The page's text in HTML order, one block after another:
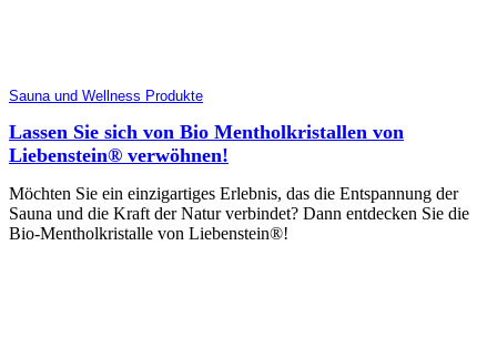
Sauna und Wellness Produkte
Lassen Sie sich von Bio Mentholkristallen von
Liebenstein® verwöhnen!
Möchten Sie ein einzigartiges Erlebnis, das die Entspannung der
Sauna und die Kraft der Natur verbindet? Dann entdecken Sie die
Bio-Mentholkristalle von Liebenstein®!